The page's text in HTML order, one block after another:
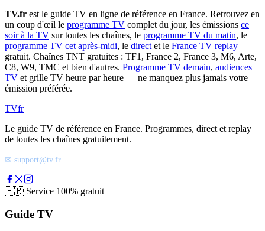
TV.fr est le guide TV en ligne de référence en France. Retrouvez en
un coup d'œil le programme TV complet du jour, les émissions ce
soir à la TV sur toutes les chaînes, le programme TV du matin, le
programme TV cet après-midi, le direct et le France TV replay
gratuit. Chaînes TNT gratuites : TF1, France 2, France 3, M6, Arte,
C8, W9, TMC et bien d'autres. Programme TV demain, audiences
TV et grille TV heure par heure — ne manquez plus jamais votre
émission préférée.
TVfr
Le guide TV de référence en France. Programmes, direct et replay
de toutes les chaînes gratuitement.
✉ support@tv.fr
🇫🇷 Service 100% gratuit
Guide TV